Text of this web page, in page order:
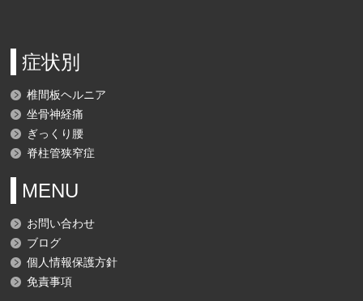
症状別
椎間板ヘルニア
坐骨神経痛
ぎっくり腰
脊柱管狭窄症
MENU
お問い合わせ
ブログ
個人情報保護方針
免責事項